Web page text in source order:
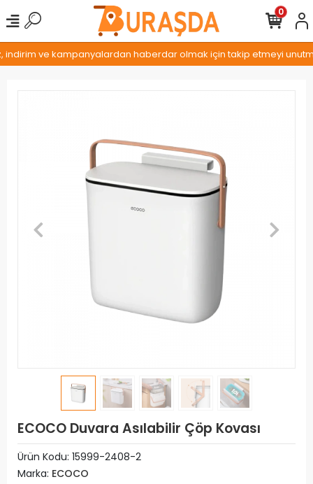
ve kampanyalardan haberdar olmak için takip etmeyi
0
ECOCO Duvara Asılabilir Çöp Kovası
Ürün Kodu: 15999-2408-2
Marka: ECOCO